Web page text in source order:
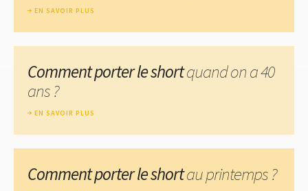
EN SAVOIR PLUS
Comment porter le shortquand on a 40
ans ?
EN SAVOIR PLUS
Comment porter le shortau printemps ?